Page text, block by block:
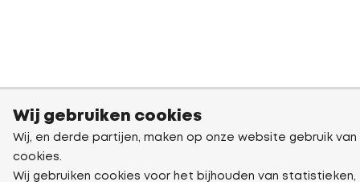
Wij gebruiken cookies
Wij, en derde partijen, maken op onze website gebruik van
cookies.
Wij gebruiken cookies voor het bijhouden van statistieken,